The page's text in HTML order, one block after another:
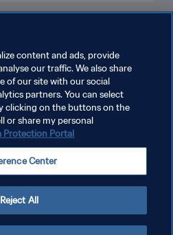
LAS COOKIES
derechos reservados.
content and ads, provide
our traffic. We also share
of our site with our social
partners. You can select
clicking on the buttons on the
or share my personal
Protection Portal
Center
Reject All